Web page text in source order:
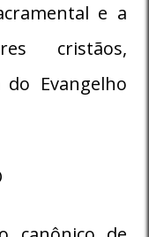
e a
cristãos,
Evangelho